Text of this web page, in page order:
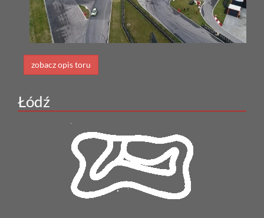
zobacz opis toru
Łódź